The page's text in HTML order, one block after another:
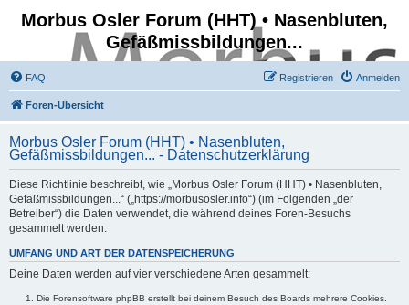
Morbus Osler Forum (HHT) • Nasenbluten,
Gefäßmissbildungen...
FAQ Anmelden
Registrieren
Foren-Übersicht
Morbus Osler Forum (HHT) • Nasenbluten,
Gefäßmissbildungen... - Datenschutzerklärung
Diese Richtlinie beschreibt, wie „Morbus Osler Forum (HHT) • Nasenbluten,
Gefäßmissbildungen...“ („https://morbusosler.info“) (im Folgenden „der
Betreiber“) die Daten verwendet, die während deines Foren-Besuchs
gesammelt werden.
UMFANG UND ART DER DATENSPEICHERUNG
Deine Daten werden auf vier verschiedene Arten gesammelt:
Die Forensoftware phpBB erstellt bei deinem Besuch des Boards mehrere Cookies.